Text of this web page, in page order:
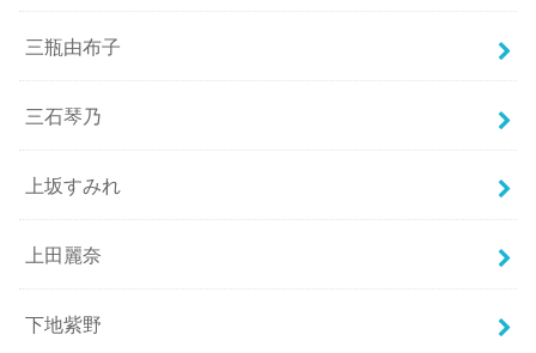
三瓶由布子
三石琴乃
上坂すみれ
上田麗奈
下地紫野